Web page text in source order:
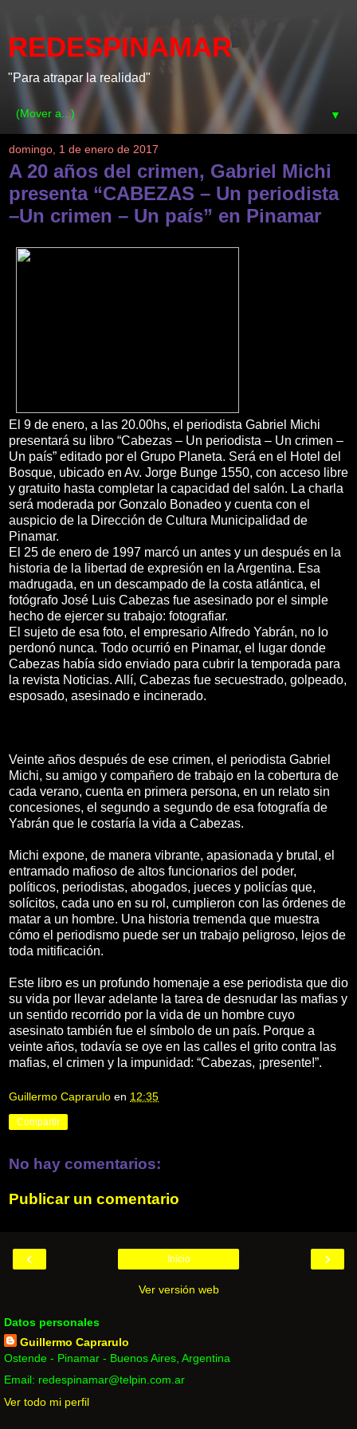
REDESPINAMAR
"Para atrapar la realidad"
▼
domingo, 1 de enero de 2017
A 20 años del crimen, Gabriel Michi
presenta “CABEZAS – Un periodista
–Un crimen – Un país” en Pinamar
El 9 de enero, a las 20.00hs, el periodista Gabriel Michi
presentará su libro “Cabezas – Un periodista – Un crimen –
Un país” editado por el Grupo Planeta. Será en el Hotel del
Bosque, ubicado en Av. Jorge Bunge 1550, con acceso libre
y gratuito hasta completar la capacidad del salón. La charla
será moderada por Gonzalo Bonadeo y cuenta con el
auspicio de la Dirección de Cultura Municipalidad de
Pinamar.
El 25 de enero de 1997 marcó un antes y un después en la
historia de la libertad de expresión en la Argentina. Esa
madrugada, en un descampado de la costa atlántica, el
fotógrafo José Luis Cabezas fue asesinado por el simple
hecho de ejercer su trabajo: fotografiar.
El sujeto de esa foto, el empresario Alfredo Yabrán, no lo
perdonó nunca. Todo ocurrió en Pinamar, el lugar donde
Cabezas había sido enviado para cubrir la temporada para
la revista Noticias. Allí, Cabezas fue secuestrado, golpeado,
esposado, asesinado e incinerado.
Veinte años después de ese crimen, el periodista Gabriel
Michi, su amigo y compañero de trabajo en la cobertura de
cada verano, cuenta en primera persona, en un relato sin
concesiones, el segundo a segundo de esa fotografía de
Yabrán que le costaría la vida a Cabezas.
Michi expone, de manera vibrante, apasionada y brutal, el
entramado mafioso de altos funcionarios del poder,
políticos, periodistas, abogados, jueces y policías que,
solícitos, cada uno en su rol, cumplieron con las órdenes de
matar a un hombre. Una historia tremenda que muestra
cómo el periodismo puede ser un trabajo peligroso, lejos de
toda mitificación.
Este libro es un profundo homenaje a ese periodista que dio
su vida por llevar adelante la tarea de desnudar las mafias y
un sentido recorrido por la vida de un hombre cuyo
asesinato también fue el símbolo de un país. Porque a
veinte años, todavía se oye en las calles el grito contra las
mafias, el crimen y la impunidad: “Cabezas, ¡presente!”.
Guillermo Caprarulo en 12:35
Compartir
No hay comentarios:
Publicar un comentario
‹ ›
Inicio
Ver versión web
Datos personales
Guillermo Caprarulo
Ostende - Pinamar - Buenos Aires, Argentina
Email: redespinamar@telpin.com.ar
Ver todo mi perfil